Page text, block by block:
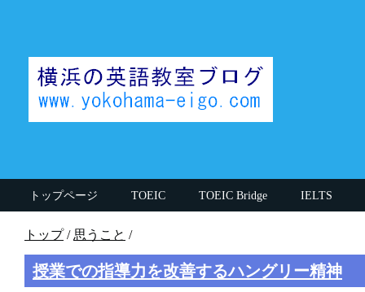
トップ/ 思うこと /
授業での指導力を改善するハングリー精神
トップページ TOEIC TOEIC Bridge IELTS
思うこと 英検
執筆者(英語講師) TOEIC990講師 英大学院卒講師